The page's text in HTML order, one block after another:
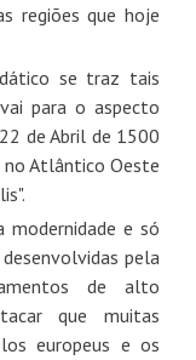
regiões que hoje
se traz tais
para o aspecto
de Abril de 1500
Atlântico Oeste
modernidade e só
pela
de alto
que muitas
europeus e os